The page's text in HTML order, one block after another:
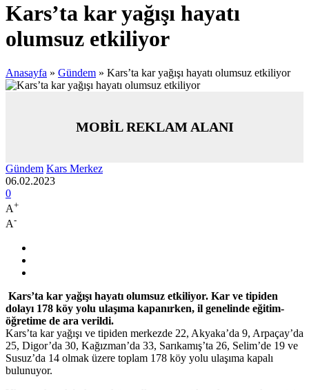
Kars’ta kar yağışı hayatı
olumsuz etkiliyor
Anasayfa » Gündem » Kars’ta kar yağışı hayatı olumsuz etkiliyor
MOBİL REKLAM ALANI
Gündem Kars Merkez
06.02.2023
0
A+
A-
Kars’ta kar yağışı hayatı olumsuz etkiliyor. Kar ve tipiden
dolayı 178 köy yolu ulaşıma kapanırken, il genelinde eğitim-
öğretime de ara verildi.
Kars’ta kar yağışı ve tipiden merkezde 22, Akyaka’da 9, Arpaçay’da
25, Digor’da 30, Kağızman’da 33, Sarıkamış’ta 26, Selim’de 19 ve
Susuz’da 14 olmak üzere toplam 178 köy yolu ulaşıma kapalı
bulunuyor.